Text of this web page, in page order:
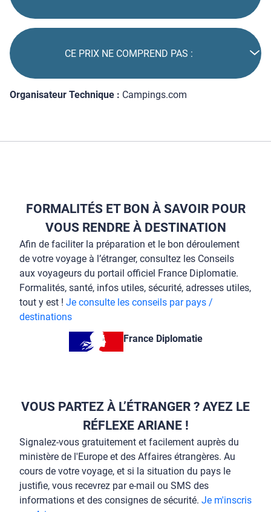
CE PRIX NE COMPREND PAS :
Organisateur Technique : Campings.com
FORMALITÉS ET BON À SAVOIR POUR
VOUS RENDRE À DESTINATION
Afin de faciliter la préparation et le bon déroulement
de votre voyage à l’étranger, consultez les Conseils
aux voyageurs du portail officiel France Diplomatie.
Formalités, santé, infos utiles, sécurité, adresses utiles,
tout y est ! Je consulte les conseils par pays /
destinations
France Diplomatie
VOUS PARTEZ À L’ÉTRANGER ? AYEZ LE
RÉFLEXE ARIANE !
Signalez-vous gratuitement et facilement auprès du
ministère de l'Europe et des Affaires étrangères. Au
cours de votre voyage, et si la situation du pays le
justifie, vous recevrez par e-mail ou SMS des
informations et des consignes de sécurité. Je m'inscris